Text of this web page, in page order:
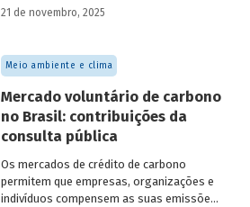
em vista a urgência cada vez maior do
as discussões das mesas de negociações
saiam do discurso e resultem em
compromissos, planos de ações e metas,
com prazos e recursos definidos.
21 de novembro, 2025
Meio ambiente e clima
Mercado voluntário de carbono
no Brasil: contribuições da
consulta pública
Os mercados de crédito de carbono
permitem que empresas, organizações e
indivíduos compensem as suas emissões